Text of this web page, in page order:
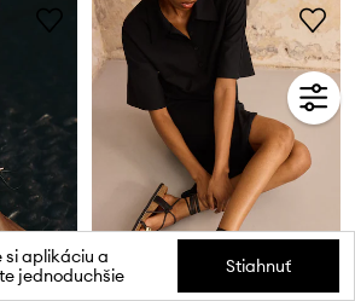
si aplikáciu a
jednoduchšie
Stiahnuť